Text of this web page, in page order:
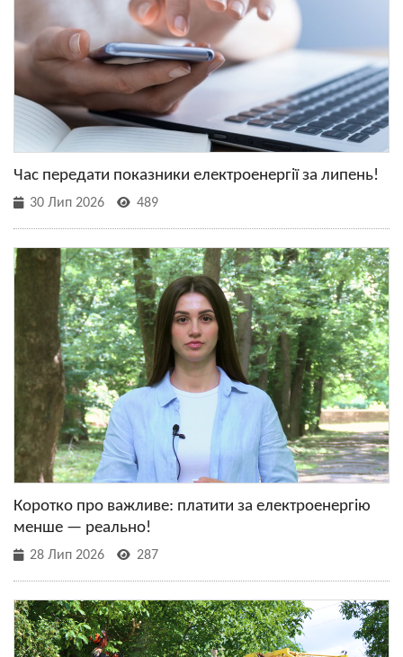
Час передати показники електроенергії за липень!
30 Лип 2026 489
Коротко про важливе: платити за електроенергію
менше — реально!
28 Лип 2026 287